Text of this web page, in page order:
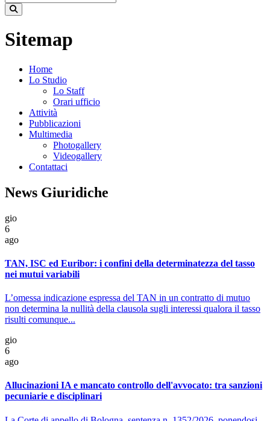
Sitemap
Home
Lo Studio
Lo Staff
Orari ufficio
Attività
Pubblicazioni
Multimedia
Photogallery
Videogallery
Contattaci
News Giuridiche
gio
6
ago
TAN, ISC ed Euribor: i confini della determinatezza del tasso
nei mutui variabili
L’omessa indicazione espressa del TAN in un contratto di mutuo
non determina la nullità della clausola sugli interessi qualora il tasso
risulti comunque...
gio
6
ago
Allucinazioni IA e mancato controllo dell'avvocato: tra sanzioni
pecuniarie e disciplinari